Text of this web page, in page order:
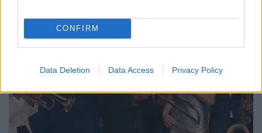
CONFIRM
Data Deletion Data Access Privacy Policy